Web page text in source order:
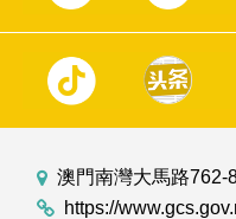
澳門南灣大馬路762-
https://